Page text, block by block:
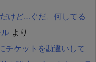
けど…ぐだ、何してる
より
チケットを勘違いして